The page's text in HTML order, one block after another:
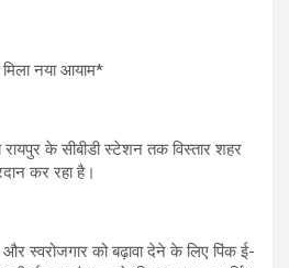
नया आयाम*
रायपुर के सीबीडी स्टेशन तक विस्तार शहर
कर रहा है।
और स्वरोजगार को बढ़ावा देने के लिए पिंक ई-